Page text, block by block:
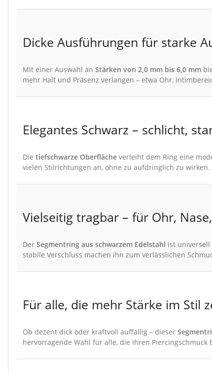
Dicke Ausführungen für starke
Mit einer Auswahl an Stärken von 2,0 mm bis 6,0 mm
mehr Halt und Präsenz verlangen – etwa Ohr,
Elegantes Schwarz – schlicht,
Die tiefschwarze Oberflächeverleiht dem Ring eine
vielen Stilrichtungen an, ohne zu aufdringlich zu wirken.
Vielseitig tragbar – für Ohr,
Der Segmentring aus schwarzem Edelstahl ist universell
stabile Verschluss machen ihn zum verlässlichen
Für alle, die mehr Stärke im Stil
Ob dezent dick oder kraftvoll auffällig – dieser
hervorragende Wahl für alle, die ihren